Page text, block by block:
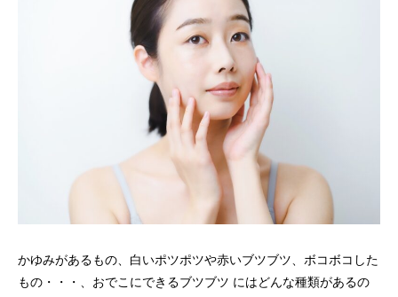
かゆみがあるもの、白いポツポツや赤いブツブツ、ボコボコした
もの・・・、おでこにできるブツブツ にはどんな種類があるの